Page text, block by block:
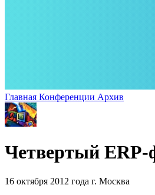
Главная Конференции Архив
Четвертый
16 октября 2012 года г. Москва